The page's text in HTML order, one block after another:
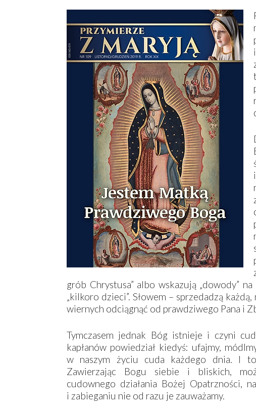
grób Chrystusa” albo wskazują „dowody”
„kilkoro dzieci”. Słowem – sprzedadzą
wiernych odciągnąć od prawdziwego Pana i
Tymczasem jednak Bóg istnieje i czyni
kapłanów powiedział kiedyś: ufajmy,
w naszym życiu cuda każdego dnia. I
Zawierzając Bogu siebie i bliskich,
cudownego działania Bożej Opatrzności,
i zabieganiu nie od razu je zauważamy.